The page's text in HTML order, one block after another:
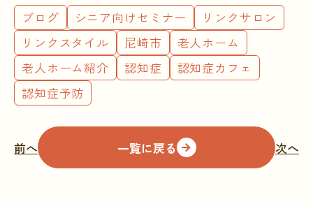
ブログ シニア向けセミナー
リンクサロン
リンクスタイル
尼崎市
老人ホーム
老人ホーム紹介
認知症
認知症カフェ
認知症予防
前へ 一覧に戻る 次へ